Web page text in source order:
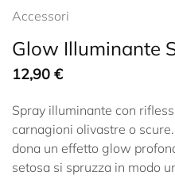
Accessori
Glow Illuminante
12,90 €
Spray illuminante con
carnagioni olivastre o
dona un effetto glow
setosa si spruzza in modo